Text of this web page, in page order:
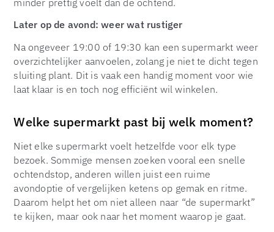
minder prettig voelt dan de ochtend.
Later op de avond: weer wat rustiger
Na ongeveer 19:00 of 19:30 kan een supermarkt weer
overzichtelijker aanvoelen, zolang je niet te dicht tegen
sluiting plant. Dit is vaak een handig moment voor wie
laat klaar is en toch nog efficiënt wil winkelen.
Welke supermarkt past bij welk moment?
Niet elke supermarkt voelt hetzelfde voor elk type
bezoek. Sommige mensen zoeken vooral een snelle
ochtendstop, anderen willen juist een ruime
avondoptie of vergelijken ketens op gemak en ritme.
Daarom helpt het om niet alleen naar “de supermarkt”
te kijken, maar ook naar het moment waarop je gaat.